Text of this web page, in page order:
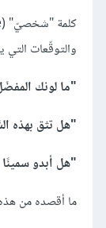
والتوقّعات التي
"ما لونك
"هل تثق بهذه
"هل أبدو
ما أقصده من